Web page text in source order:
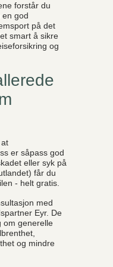
forstår du
en god
på det
smart å sikre
og
er såpass god
eller syk på
får du
- helt gratis.
med
Eyr. De
om generelle
og mindre